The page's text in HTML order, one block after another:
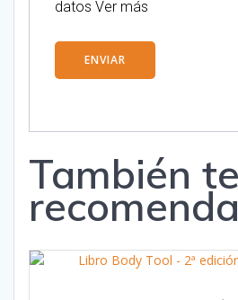
datos Ver más
También te